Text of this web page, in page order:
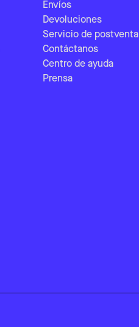
Envíos
Devoluciones
Servicio de postventa
Contáctanos
Centro de ayuda
Prensa